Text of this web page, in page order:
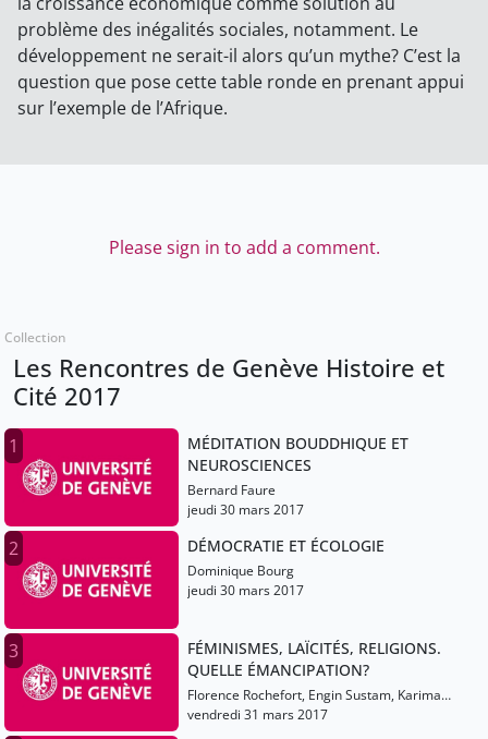
problème des inégalités sociales, notamment. Le
développement ne serait-il alors qu’un mythe? C’est la
question que pose cette table ronde en prenant appui
sur l’exemple de l’Afrique.
Please sign in to add a comment.
Collection
Les Rencontres de Genève Histoire et
Cité 2017
1
MÉDITATION BOUDDHIQUE ET
NEUROSCIENCES
Bernard Faure
jeudi 30 mars 2017
2 DÉMOCRATIE ET ÉCOLOGIE
Dominique Bourg
jeudi 30 mars 2017
3
FÉMINISMES, LAÏCITÉS, RELIGIONS.
QUELLE ÉMANCIPATION?
Florence Rochefort, Engin Sustam, Karima
Ramdani
vendredi 31 mars 2017